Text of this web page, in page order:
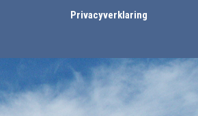
Privacyverklaring